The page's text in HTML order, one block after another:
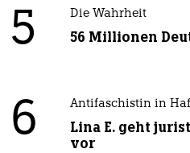
5 Die Wahrheit
56 Millionen
6 Antifaschistin in
Lina E. geht
vor